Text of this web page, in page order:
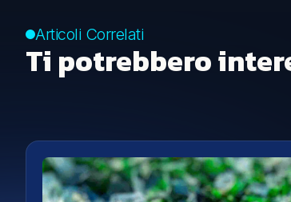
Articoli Correlati
Ti potrebbero